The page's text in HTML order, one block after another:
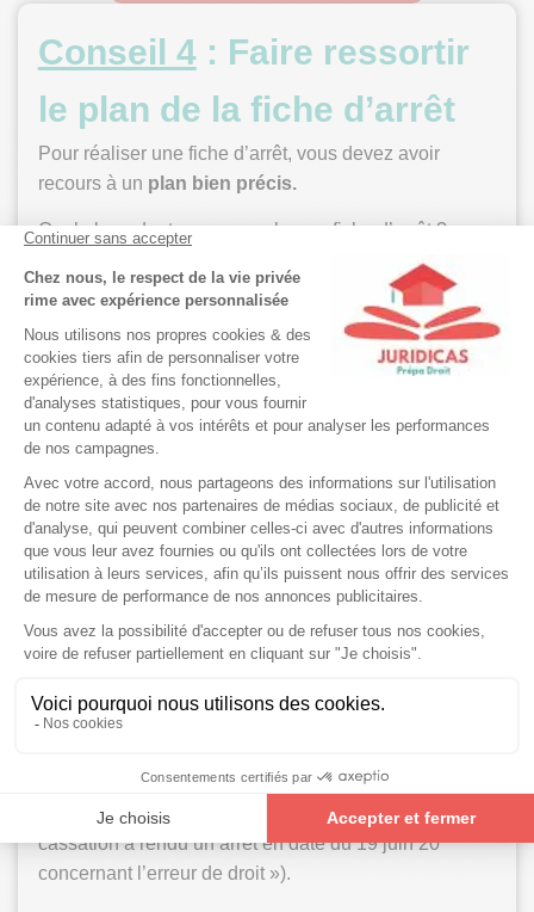
Conseil 4: Faire ressortir
le plan de la fiche d’arrêt
Pour réaliser une fiche d’arrêt, vous devez avoir
recours à un plan bien précis.
Quel plan adopter pour une bonne fiche d’arrêt ?
L’accroche –> Les faits pertinents –> La procédure –>
Les moyens des parties/les prétentions –> Le
problème de droit –> La solution de la juridiction –> La
portée de l’arrêt
Nous vous détaillons les étapes point par point :
Étape 1 de la fiche d’arrêt :
L’accroche
Tout d’abord une fiche d’arrêt commence par une
phrase d’accroche. Le type d’accroche peut varier
en fonction de vos chargés de TD. Quoi qu’il en soit,
vous devez bien la choisir car c’est lapremière
impression
que votre correcteur aura de votre copie.
La phrase d’accroche est le plus souvent une courte
juridiction, chambre, date et thème de l’arrêt (par
exemple : « La chambre des requêtes de la Cour de
cassation a rendu un arrêt en date du 19 juin 20
concernant l’erreur de droit »).